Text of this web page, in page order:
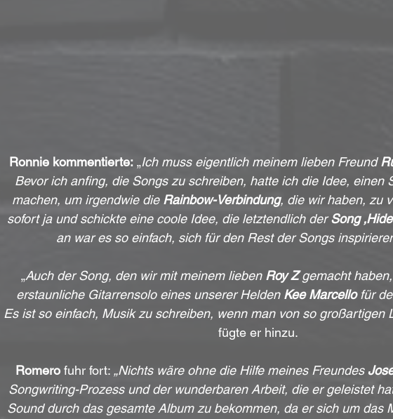
Ronnie kommentierte: „Ich muss eigentlich meinem lieben Freund
Bevor ich anfing, die Songs zu schreiben, hatte ich die Idee, einen
machen, um irgendwie die Rainbow-Verbindung, die wir haben, zu
sofort ja und schickte eine coole Idee, die letztendlich der Song
an war es so einfach, sich für den Rest der Songs
„Auch der Song, den wir mit meinem lieben Roy Z gemacht
erstaunliche Gitarrensolo eines unserer Helden Kee Marcello für
Es ist so einfach, Musik zu schreiben, wenn man von so großartigen
fügte er hinzu.
Romero fuhr fort: „Nichts wäre ohne die Hilfe meines Freundes
Songwriting-Prozess und der wunderbaren Arbeit, die er geleistet
Sound durch das gesamte Album zu bekommen, da er sich um das